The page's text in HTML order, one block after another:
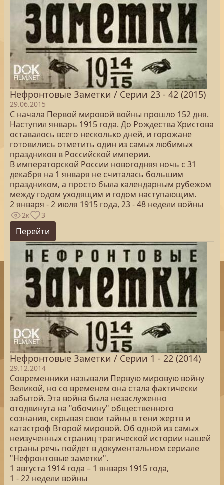
Нефронтовые Заметки / Серии 23 - 42 (2015)
29.06.2015
С начала Первой мировой войны прошло 152 дня.
Наступил январь 1915 года. До Рождества Христова
оставалось всего несколько дней, и горожане
готовились отметить один из самых любимых
праздников в Российской империи.
В императорской России новогодняя ночь с 31
декабря на 1 января не считалась большим
праздником, а просто была календарным рубежом
между годом уходящим и годом наступающим.
2 января - 2 июля 1915 года, 23 - 48 недели войны
2к 3
Перейти
Нефронтовые Заметки / Серии 1 - 22 (2014)
29.12.2014
Современники называли Первую мировую войну
Великой, но со временем она стала фактически
забытой. Эта война была незаслуженно
отодвинута на "обочину" общественного
сознания, скрывая свои тайны в тени жертв и
катастроф Второй мировой. Об одной из самых
неизученных страниц трагической истории нашей
страны речь пойдет в документальном сериале
"Нефронтовые заметки".
1 августа 1914 года – 1 января 1915 года,
1 - 22 недели войны